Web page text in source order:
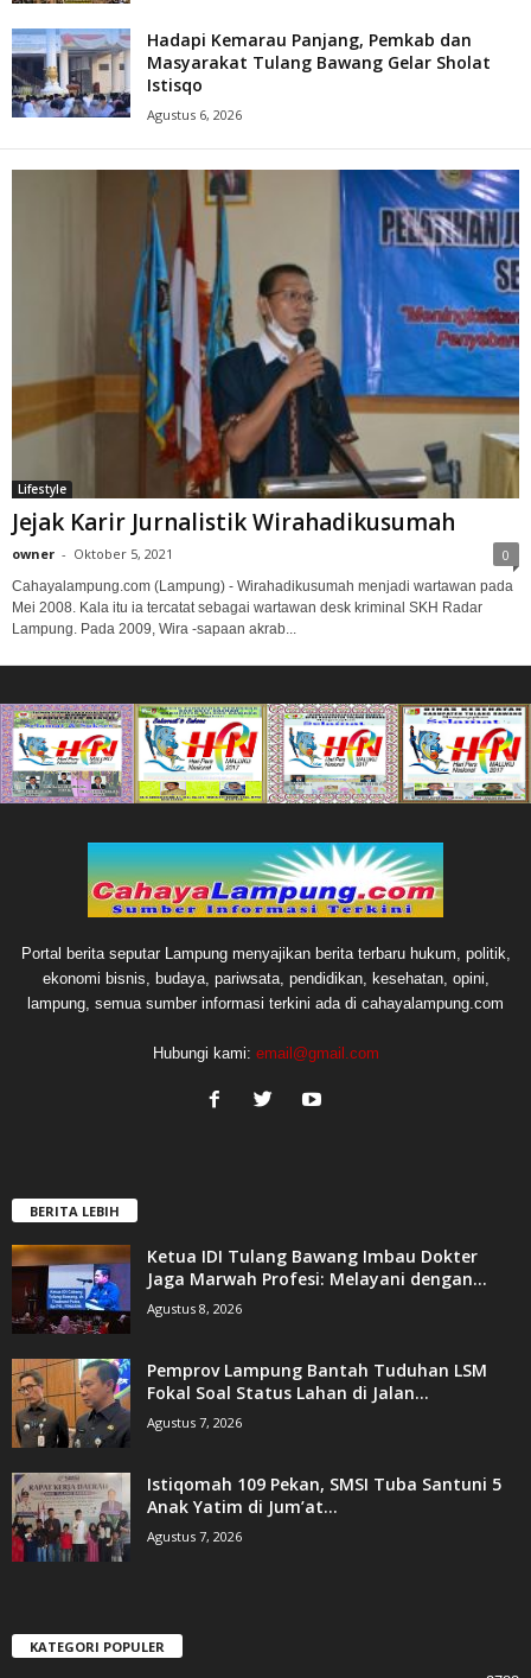
Hadapi Kemarau Panjang, Pemkab dan
Masyarakat Tulang Bawang Gelar Sholat
Istisqo
Agustus 6, 2026
Lifestyle
Jejak Karir Jurnalistik Wirahadikusumah
owner - Oktober 5, 2021 0
Cahayalampung.com (Lampung) - Wirahadikusumah menjadi wartawan pada
Mei 2008. Kala itu ia tercatat sebagai wartawan desk kriminal SKH Radar
Lampung. Pada 2009, Wira -sapaan akrab...
Portal berita seputar Lampung menyajikan berita terbaru hukum, politik,
ekonomi bisnis, budaya, pariwsata, pendidikan, kesehatan, opini,
lampung, semua sumber informasi terkini ada di cahayalampung.com
Hubungi kami: email@gmail.com
BERITA LEBIH
Ketua IDI Tulang Bawang Imbau Dokter
Jaga Marwah Profesi: Melayani dengan...
Agustus 8, 2026
Pemprov Lampung Bantah Tuduhan LSM
Fokal Soal Status Lahan di Jalan...
Agustus 7, 2026
Istiqomah 109 Pekan, SMSI Tuba Santuni 5
Anak Yatim di Jum’at...
Agustus 7, 2026
KATEGORI POPULER